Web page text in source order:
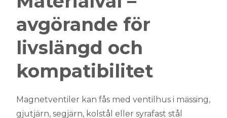
avgörande för
livslängd och
kompatibilitet
Magnetventiler kan fås med ventilhus i mässing,
gjutjärn, segjärn, kolstål eller syrafast stål